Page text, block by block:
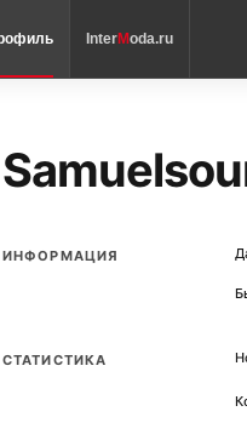
InterModa.ru
ИНФОРМАЦИЯ
СТАТИСТИКА